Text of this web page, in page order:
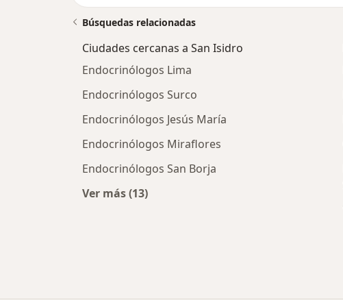
Búsquedas relacionadas
Ciudades cercanas a San Isidro
Endocrinólogos Lima
Endocrinólogos Surco
Endocrinólogos Jesús María
Endocrinólogos Miraflores
Endocrinólogos San Borja
Ver más (13)
Más en esta categoría: Ciudades